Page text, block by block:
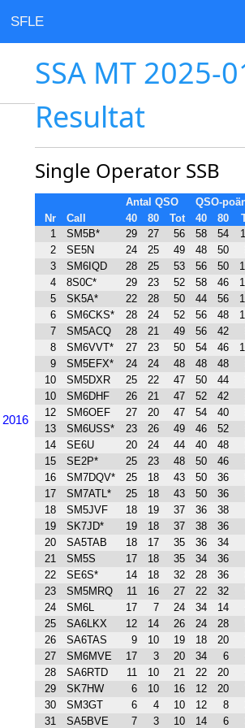
SFLE
2016
SSA MT 2025-
Resultat
Single Operator SSB
Antal QSO QSO-
Nr
Call 40 80 Tot 40 80
1
SM5B* 29 27 56 58 54
2
SE5N 24 25 49 48 50
3
SM6IQD 28 25 53 56 50
4
8S0C* 29 23 52 58 46
5
SK5A* 22 28 50 44 56
6
SM6CKS* 28 24 52 56 48
7
SM5ACQ 28 21 49 56 42
8
SM6VVT* 27 23 50 54 46
9
SM5EFX* 24 24 48 48 48
10
SM5DXR 25 22 47 50 44
10
SM6DHF 26 21 47 52 42
12
SM6OEF 27 20 47 54 40
13
SM6USS* 23 26 49 46 52
14
SE6U 20 24 44 40 48
15
SE2P* 25 23 48 50 46
16
SM7DQV* 25 18 43 50 36
17
SM7ATL* 25 18 43 50 36
18
SM5JVF 18 19 37 36 38
19
SK7JD* 19 18 37 38 36
20
SA5TAB 18 17 35 36 34
21
SM5S 17 18 35 34 36
22
SE6S* 14 18 32 28 36
23
SM5MRQ 11 16 27 22 32
24
SM6L 17 7 24 34 14
25
SA6LKX 12 14 26 24 28
26
SA6TAS 9 10 19 18 20
27
SM6MVE 17 3 20 34 6
28
SA6RTD 11 10 21 22 20
29
SK7HW 6 10 16 12 20
30
SM3GT 6 4 10 12 8
31
SA5BVE 7 3 10 14 6